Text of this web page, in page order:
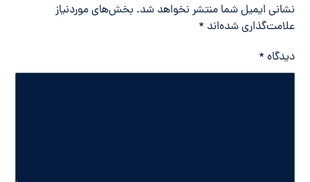
نشانی ایمیل شما منتشر نخواهد شد. بخش‌های موردنیاز
علامت‌گذاری شده‌اند *
دیدگاه *